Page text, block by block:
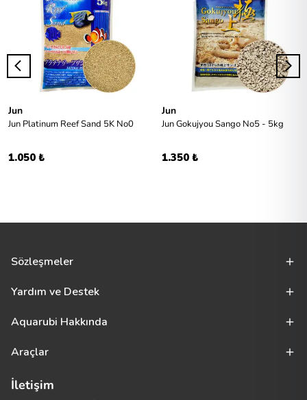
Jun
Jun Platinum Reef Sand 5K No0
1.050 ₺
Jun
Jun Gokujyou Sango No5 - 5kg
1.350 ₺
Sözleşmeler
Yardım ve Destek
Aquarubi Hakkında
Araçlar
İletişim